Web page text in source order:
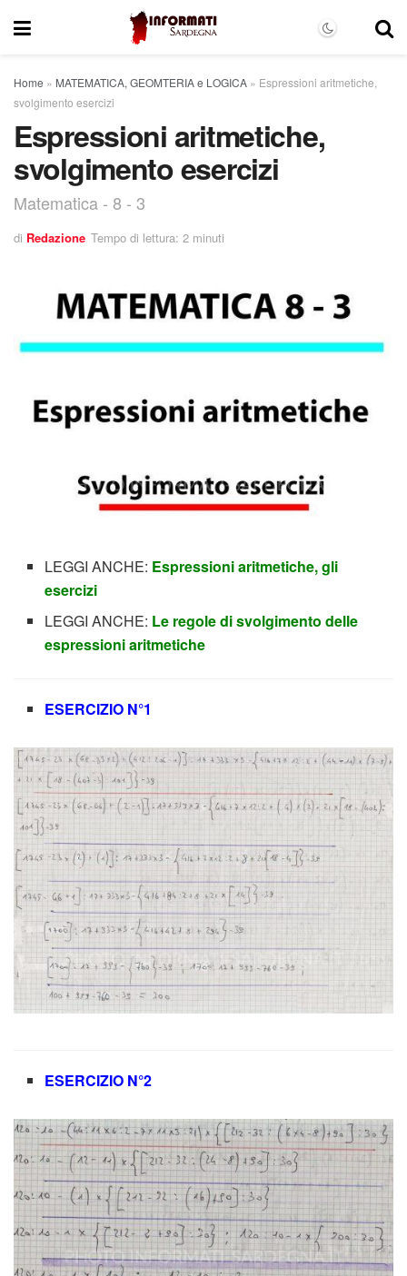
Home » MATEMATICA, GEOMTERIA e LOGICA » Espressioni aritmetiche,
svolgimento esercizi
Espressioni aritmetiche,
svolgimento esercizi
Matematica - 8 - 3
di Redazione Tempo di lettura: 2 minuti
LEGGI ANCHE: Espressioni aritmetiche, gli
esercizi
LEGGI ANCHE: Le regole di svolgimento delle
espressioni aritmetiche
ESERCIZIO N°1
ESERCIZIO N°2